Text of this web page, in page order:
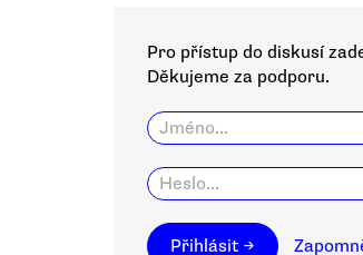
Pro přístup do diskusí
Děkujeme za podporu.
Přihlásit →